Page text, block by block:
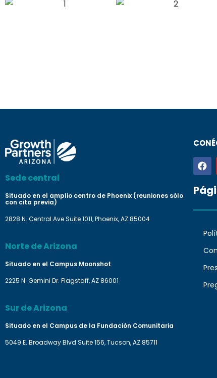
Sede central
Situado en el amplio centro de Phoenix (reuniones sólo
con cita previa)
2828 N. Central Ave Suite 1011, Phoenix, AZ 85004
Norte de Arizona
Situado en el Campus Moonshot
2225 N. Gemini Dr. Flagstaff, AZ 86001
Sur de Arizona
Situado en el Campus de la Fundación Comunitaria
5049 E. Broadway Blvd Suite 156, Tucson, AZ 85711